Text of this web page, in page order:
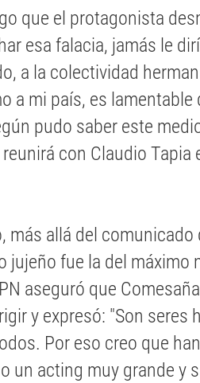
que el protagonista
esa falacia, jamás le
a la colectividad
a mi país, es lamentable
pudo saber este
con Claudio Tapia
más allá del comunicado
jujeño fue la del máximo
aseguró que
y expresó: "Son seres
Por eso creo que
un acting muy grande y